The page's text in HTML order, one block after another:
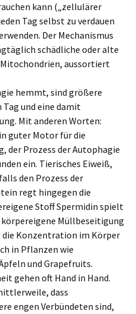
kann („zellulärer
Tag selbst zu verdauen
Der Mechanismus
schädliche oder alte
aussortiert
hemmt, sind größere
und eine damit
Mit anderen Worten:
guter Motor für die
der Prozess der Autophagie
ein. Tierisches Eiweiß,
den Prozess der
regt hingegen die
Stoff Spermidin spielt
Müllbeseitigung
Konzentration im Körper
in Pflanzen wie
und Grapefruits.
gehen oft Hand in Hand.
dass
engen Verbündeten sind,